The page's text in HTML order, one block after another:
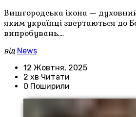
Вишгородська ікона —
яким українці звертаються до
випробувань.…
від News
12 Жовтня, 2025
2 хв Читати
0 Поширили